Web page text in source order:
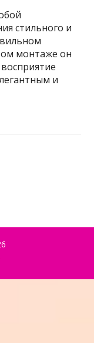
стильного и
монтаже он
и